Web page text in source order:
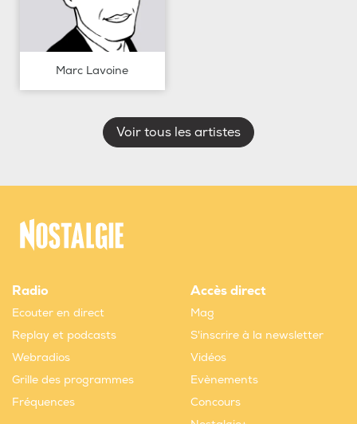
Marc Lavoine
Voir tous les artistes
Radio
Ecouter en direct
Replay et podcasts
Webradios
Grille des programmes
Fréquences
Accès direct
Mag
S'inscrire à la newsletter
Vidéos
Evènements
Concours